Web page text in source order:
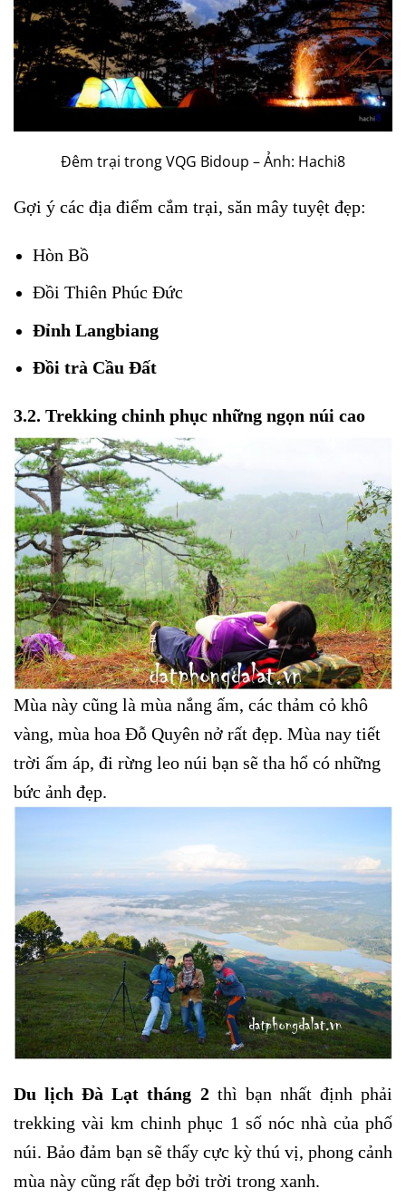
Đêm trại trong VQG Bidoup – Ảnh: Hachi8
Gợi ý các địa điểm cắm trại, săn mây tuyệt đẹp:
Hòn Bồ
Đồi Thiên Phúc Đức
Đỉnh Langbiang
Đồi trà Cầu Đất
3.2. Trekking chinh phục những ngọn núi cao
Mùa này cũng là mùa nắng ấm, các thảm cỏ khô
vàng, mùa hoa Đỗ Quyên nở rất đẹp. Mùa nay tiết
trời ấm áp, đi rừng leo núi bạn sẽ tha hổ có những
bức ảnh đẹp.
Du lịch Đà Lạt tháng 2thì bạn nhất định phải
trekking vài km chinh phục 1 số nóc nhà của phố
núi. Bảo đảm bạn sẽ thấy cực kỳ thú vị, phong cảnh
mùa này cũng rất đẹp bởi trời trong xanh.